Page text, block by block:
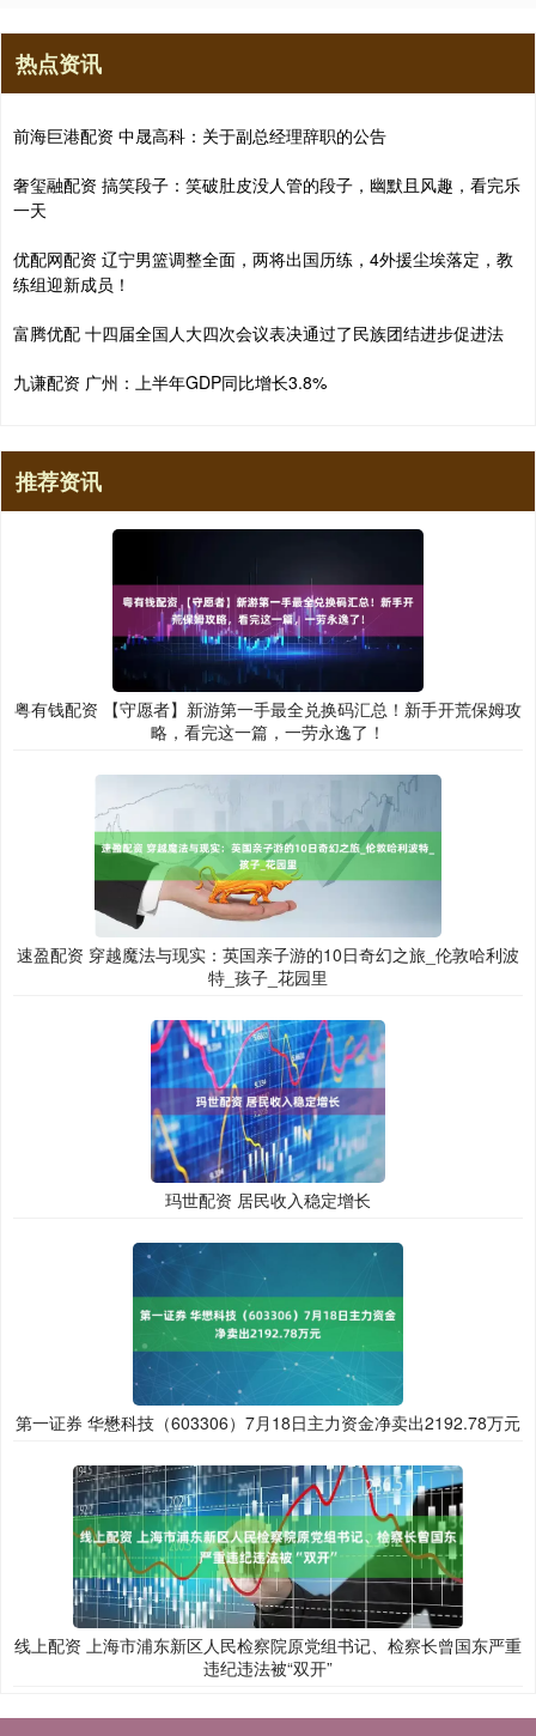
热点资讯
前海巨港配资 中晟高科：关于副总经理辞职的公告
奢玺融配资 搞笑段子：笑破肚皮没人管的段子，幽默且风趣，看完乐
一天
优配网配资 辽宁男篮调整全面，两将出国历练，4外援尘埃落定，教
练组迎新成员！
富腾优配 十四届全国人大四次会议表决通过了民族团结进步促进法
九谦配资 广州：上半年GDP同比增长3.8%
推荐资讯
粤有钱配资 【守愿者】新游第一手最全兑换码汇总！新手开荒保姆攻
略，看完这一篇，一劳永逸了！
速盈配资 穿越魔法与现实：英国亲子游的10日奇幻之旅_伦敦哈利波
特_孩子_花园里
玛世配资 居民收入稳定增长
第一证券 华懋科技（603306）7月18日主力资金净卖出2192.78万元
线上配资 上海市浦东新区人民检察院原党组书记、检察长曾国东严重
违纪违法被“双开”